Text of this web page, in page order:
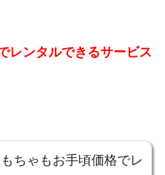
レンタルできるサービス
もちゃもお手頃価格でレ